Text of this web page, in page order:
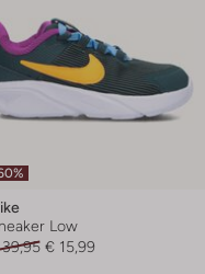
Low
€ 15,99